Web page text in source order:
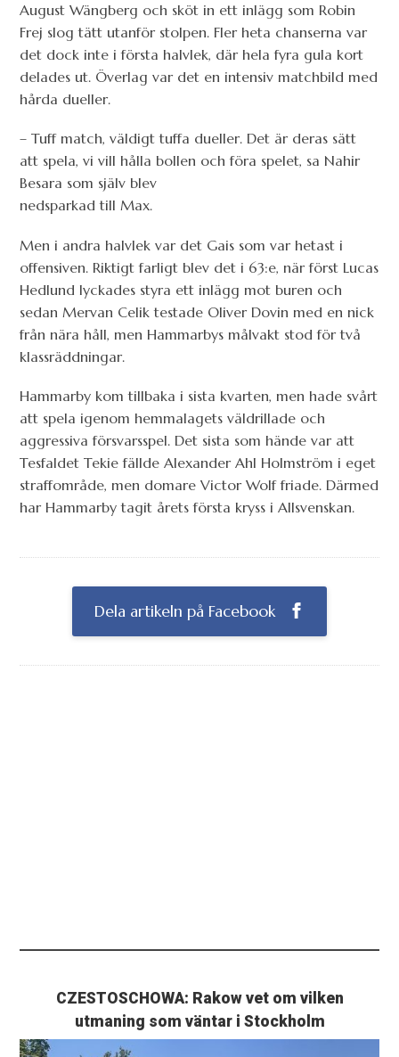
August Wängberg och sköt in ett inlägg som Robin
Frej slog tätt utanför stolpen. Fler heta chanserna var
det dock inte i första halvlek, där hela fyra gula kort
delades ut. Överlag var det en intensiv matchbild med
hårda dueller.
– Tuff match, väldigt tuffa dueller. Det är deras sätt
att spela, vi vill hålla bollen och föra spelet, sa Nahir
Besara som själv blev
nedsparkad till Max.
Men i andra halvlek var det Gais som var hetast i
offensiven. Riktigt farligt blev det i 63:e, när först Lucas
Hedlund lyckades styra ett inlägg mot buren och
sedan Mervan Celik testade Oliver Dovin med en nick
från nära håll, men Hammarbys målvakt stod för två
klassräddningar.
Hammarby kom tillbaka i sista kvarten, men hade svårt
att spela igenom hemmalagets väldrillade och
aggressiva försvarsspel. Det sista som hände var att
Tesfaldet Tekie fällde Alexander Ahl Holmström i eget
straffområde, men domare Victor Wolf friade. Därmed
har Hammarby tagit årets första kryss i Allsvenskan.
Dela artikeln på Facebook
CZESTOSCHOWA: Rakow vet om vilken
utmaning som väntar i Stockholm